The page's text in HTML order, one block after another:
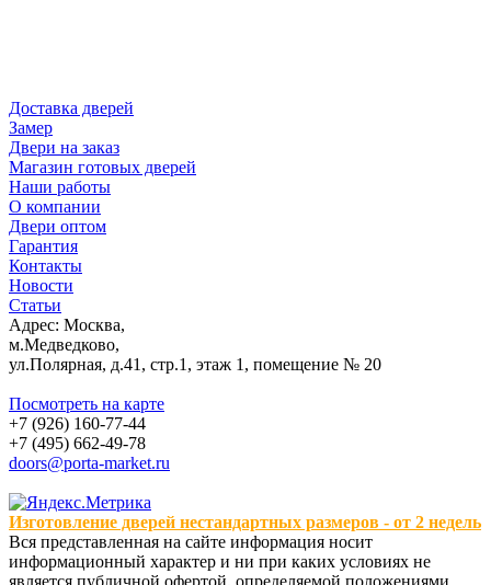
Доставка дверей
Замер
Двери на заказ
Магазин готовых дверей
Наши работы
О компании
Двери оптом
Гарантия
Контакты
Новости
Статьи
Адрес: Москва,
м.Медведково,
ул.Полярная, д.41, стр.1, этаж 1, помещение № 20
Посмотреть на карте
+7 (926) 160-77-44
+7 (495) 662-49-78
doors@porta-market.ru
Изготовление дверей нестандартных размеров - от 2 недель
Вся представленная на сайте информация носит
информационный характер и ни при каких условиях не
является публичной офертой, определяемой положениями